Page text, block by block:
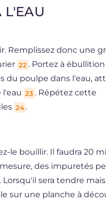
L'EAU
Remplissez donc une
22 . Portez à
du poulpe dans l'eau,
l'eau 23 . Répétez cette
24 .
le bouillir. Il faudra 20
des impuretés
sera tendre mais
le sur une planche à